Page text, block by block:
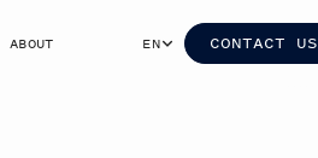
ABOUT EN CONTACT US